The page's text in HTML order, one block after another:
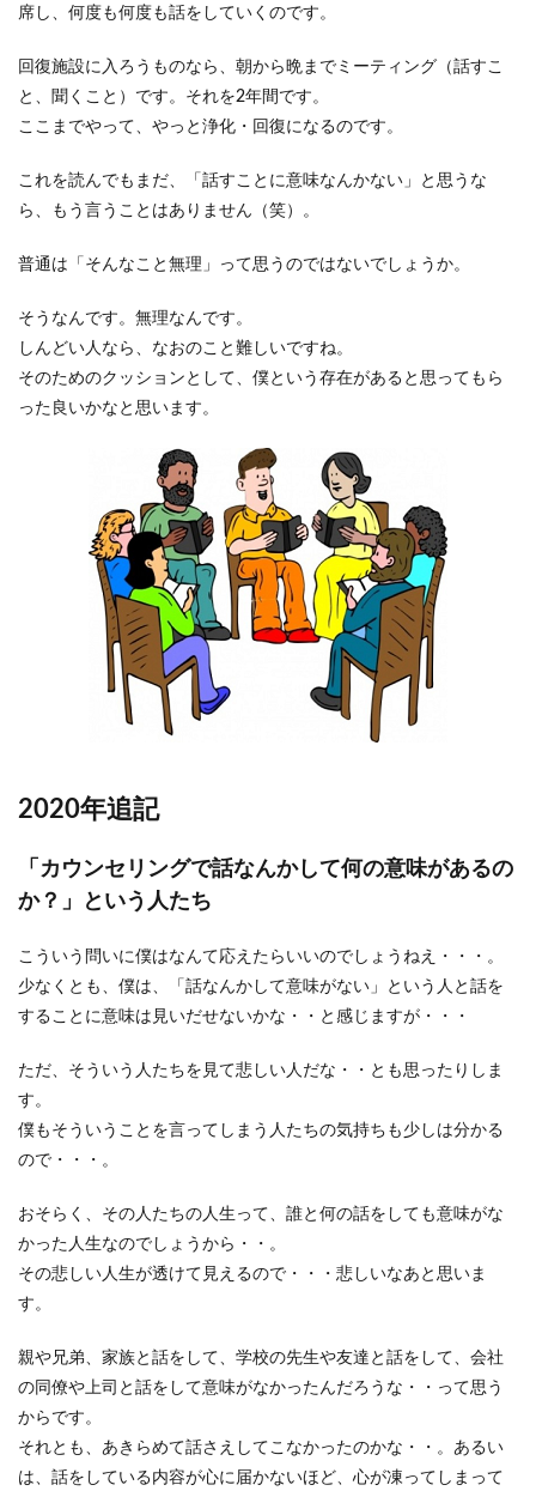
席し、何度も何度も話をしていくのです。
回復施設に入ろうものなら、朝から晩までミーティング（話すこ
と、聞くこと）です。それを2年間です。
ここまでやって、やっと浄化・回復になるのです。
これを読んでもまだ、「話すことに意味なんかない」と思うな
ら、もう言うことはありません（笑）。
普通は「そんなこと無理」って思うのではないでしょうか。
そうなんです。無理なんです。
しんどい人なら、なおのこと難しいですね。
そのためのクッションとして、僕という存在があると思ってもら
った良いかなと思います。
2020年追記
「カウンセリングで話なんかして何の意味があるの
か？」という人たち
こういう問いに僕はなんて応えたらいいのでしょうねえ・・・。
少なくとも、僕は、「話なんかして意味がない」という人と話を
することに意味は見いだせないかな・・と感じますが・・・
ただ、そういう人たちを見て悲しい人だな・・とも思ったりしま
す。
僕もそういうことを言ってしまう人たちの気持ちも少しは分かる
ので・・・。
おそらく、その人たちの人生って、誰と何の話をしても意味がな
かった人生なのでしょうから・・。
その悲しい人生が透けて見えるので・・・悲しいなあと思いま
す。
親や兄弟、家族と話をして、学校の先生や友達と話をして、会社
の同僚や上司と話をして意味がなかったんだろうな・・って思う
からです。
それとも、あきらめて話さえしてこなかったのかな・・。あるい
は、話をしている内容が心に届かないほど、心が凍ってしまって